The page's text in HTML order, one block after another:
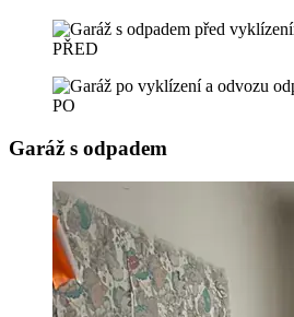
PŘED
PO
Garáž s odpadem